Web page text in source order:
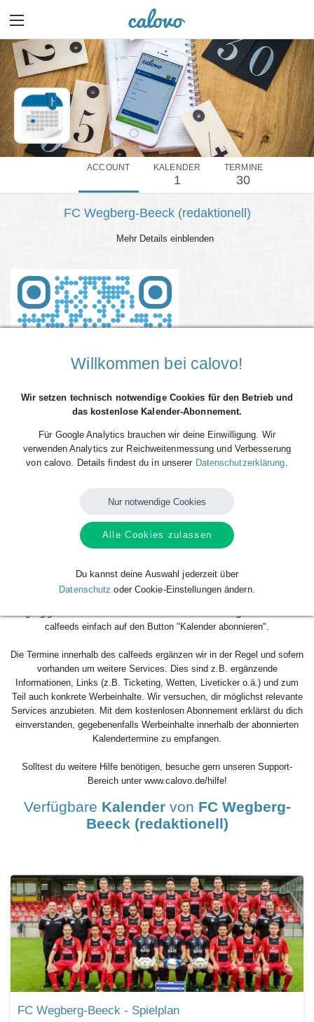
ACCOUNT KALENDER
1
TERMINE
30
FC Wegberg-Beeck (redaktionell)
Mehr Details einblenden
Smartphone, Tablet oder Desktop-PC integrieren? Kein Problem mit den
Beste daran: sobald neue Spieltermine angelegt oder geändert werden,
aktualisiert sich dein Kalender automatisch. Du musst nach dem
mühsam einzutragen gehört also der Vergangenheit an. Los geht´s!
calfeeds einfach auf den Button "Kalender abonnieren".
Die Termine innerhalb des calfeeds ergänzen wir in der Regel und sofern
vorhanden um weitere Services. Dies sind z.B. ergänzende
Informationen, Links (z.B. Ticketing, Wetten, Liveticker o.ä.) und zum
Teil auch konkrete Werbeinhalte. Wir versuchen, dir möglichst relevante
Services anzubieten. Mit dem kostenlosen Abonnement erklärst du dich
einverstanden, gegebenenfalls Werbeinhalte innerhalb der abonnierten
Kalendertermine zu empfangen.
Solltest du weitere Hilfe benötigen, besuche gern unseren Support-
Bereich unter www.calovo.de/hilfe!
Verfügbare Kalendervon FC Wegberg-
Beeck (redaktionell)
FC Wegberg-Beeck - Spielplan
Willkommen bei calovo!
Wir setzen technisch notwendige Cookies für den Betrieb und
das kostenlose Kalender-Abonnement.
Für Google Analytics brauchen wir deine Einwilligung. Wir
verwenden Analytics zur Reichweitenmessung und Verbesserung
von calovo. Details findest du in unserer Datenschutzerklärung.
Nur notwendige Cookies
Alle Cookies zulassen
Du kannst deine Auswahl jederzeit über
Datenschutz oder Cookie-Einstellungen ändern.